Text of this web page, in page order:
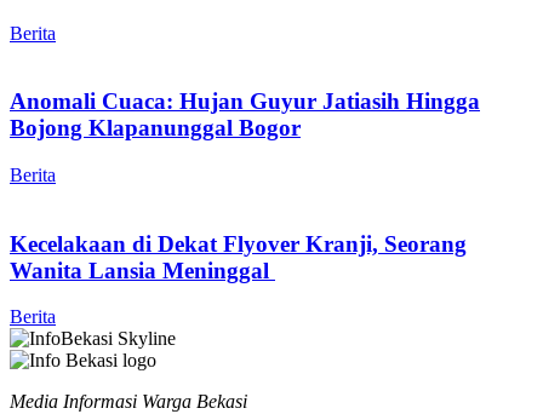
Berita
Anomali Cuaca: Hujan Guyur Jatiasih Hingga
Bojong Klapanunggal Bogor
Berita
Kecelakaan di Dekat Flyover Kranji, Seorang
Wanita Lansia Meninggal
Berita
Media Informasi Warga Bekasi